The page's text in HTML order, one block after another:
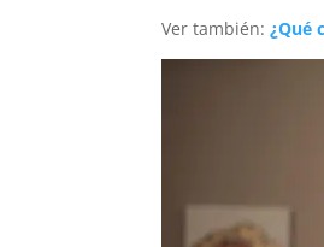
Ver también:¿Qué